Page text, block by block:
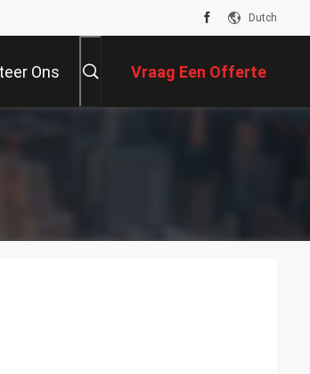
Dutch
Ons Vraag Een Offerte